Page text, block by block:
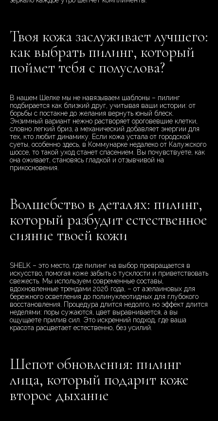
Твоя кожа заслуживает лучшего:
как выбрать пилинг, который
поймет тебя с полуслова?
В нашем Шелке мы не навязываем шаблоны – пилинг
подбирается как близкий друг, учитывая ваши истории: от
борьбы с постакне до желания вернуть юный блеск.
Энзимный вариант нежно растворяет ороговевшие клетки,
словно легкий бриз, а механический добавляет энергии для
тех, кто любит динамику. Если кожа устала от городской
суеты, особенно здесь, в Коммунарке недалеко от Калужского
шоссе, то такой уход станет спасением. Вы почувствуете, как
она оживает, становясь гладкой и отзывчивой на
прикосновения.
Волшебство в деталях: пилинг,
который разбудит естественное
сияние твоей кожи
SHELK – это место, где пилинг на выбор превращается в
искусство, помогая коже забыть о тусклости и приветствовать
свежесть. Мы используем современные составы,
вдохновленные трендами 2026 года, – от азелаиновых для
бережного осветления до полинуклеотидных для глубокого
восстановления. Процедура длится недолго, но эффект длится
неделями: поры сужаются, цвет выравнивается, а вы
ощущаете прилив сил. Это искренний подход, где ваша
красота расцветает естественно, без усилий.
Шепот обновления: пилинг
лица, который подарит коже
второе дыхание